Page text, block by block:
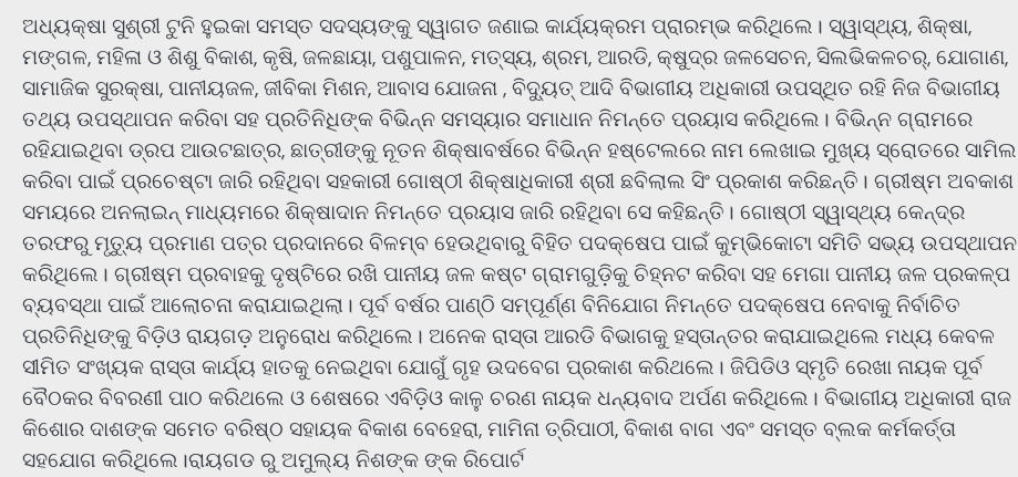
ଅଧ୍ୟକ୍ଷା ସୁଶ୍ରୀ ଟୁନି ହୁଇକା ସମସ୍ତ ସଦସ୍ୟଙ୍କୁ ସ୍ୱାଗତ ଜଣାଇ କାର୍ଯ୍ୟକ୍ରମ ପ୍ରାରମ୍ଭ କରିଥିଲେ। ସ୍ୱାସ୍ଥ୍ୟ, ଶିକ୍ଷା,
ମଙ୍ଗଳ, ମହିଳା ଓ ଶିଶୁ ବିକାଶ, କୃଷି, ଜଳଛାୟା, ପଶୁପାଳନ, ମତ୍ସ୍ୟ, ଶ୍ରମ, ଆରଡି, କ୍ଷୁଦ୍ର ଜଳସେଚନ, ସିଲଭିକଳଚର୍, ଯୋଗାଣ,
ସାମାଜିକ ସୁରକ୍ଷା, ପାନୀୟଜଳ, ଜୀବିକା ମିଶନ, ଆବାସ ଯୋଜନା , ବିଦ୍ୟୁତ୍ ଆଦି ବିଭାଗୀୟ ଅଧିକାରୀ ଉପସ୍ଥିତ ରହି ନିଜ ବିଭାଗୀୟ
ତଥ୍ୟ ଉପସ୍ଥାପନ କରିବା ସହ ପ୍ରତିନିଧିଙ୍କ ବିଭିନ୍ନ ସମସ୍ୟାର ସମାଧାନ ନିମନ୍ତେ ପ୍ରୟାସ କରିଥିଲେ। ବିଭିନ୍ନ ଗ୍ରାମରେ
ରହିଯାଇଥିବା ଡ୍ରପ ଆଉଟଛାତ୍ର, ଛାତ୍ରୀଙ୍କୁ ନୂତନ ଶିକ୍ଷାବର୍ଷରେ ବିଭିନ୍ନ ହଷ୍ଟେଲରେ ନାମ ଲେଖାଇ ମୁଖ୍ୟ ସ୍ରୋତରେ ସାମିଲ
କରିବା ପାଇଁ ପ୍ରଚେଷ୍ଟା ଜାରି ରହିଥିବା ସହକାରୀ ଗୋଷ୍ଠୀ ଶିକ୍ଷାଧିକାରୀ ଶ୍ରୀ ଛବିଲାଲ ସିଂ ପ୍ରକାଶ କରିଛନ୍ତି। ଗ୍ରୀଷ୍ମ ଅବକାଶ
ସମୟରେ ଅନଲାଇନ୍ ମାଧ୍ୟମରେ ଶିକ୍ଷାଦାନ ନିମନ୍ତେ ପ୍ରୟାସ ଜାରି ରହିଥିବା ସେ କହିଛନ୍ତି। ଗୋଷ୍ଠୀ ସ୍ୱାସ୍ଥ୍ୟ କେନ୍ଦ୍ର
ତରଫରୁ ମୃତ୍ୟୁ ପ୍ରମାଣ ପତ୍ର ପ୍ରଦାନରେ ବିଳମ୍ବ ହେଉଥିବାରୁ ବିହିତ ପଦକ୍ଷେପ ପାଇଁ କୁମ୍ଭିକୋଟା ସମିତି ସଭ୍ୟ ଉପସ୍ଥାପନ
କରିଥିଲେ। ଗ୍ରୀଷ୍ମ ପ୍ରବାହକୁ ଦୃଷ୍ଟିରେ ରଖି ପାନୀୟ ଜଳ କଷ୍ଟ ଗ୍ରାମଗୁଡ଼ିକୁ ଚିହ୍ନଟ କରିବା ସହ ମେଗା ପାନୀୟ ଜଳ ପ୍ରକଳ୍ପ
ବ୍ୟବସ୍ଥା ପାଇଁ ଆଲୋଚନା କରାଯାଇଥିଲା। ପୂର୍ବ ବର୍ଷର ପାଣ୍ଠି ସମ୍ପୂର୍ଣ୍ଣ ବିନିଯୋଗ ନିମନ୍ତେ ପଦକ୍ଷେପ ନେବାକୁ ନିର୍ବାଚିତ
ପ୍ରତିନିଧିଙ୍କୁ ବିଡ଼ିଓ ରାୟଗଡ଼ ଅନୁରୋଧ କରିଥିଲେ। ଅନେକ ରାସ୍ତା ଆରଡି ବିଭାଗକୁ ହସ୍ତାନ୍ତର କରାଯାଇଥିଲେ ମଧ୍ୟ କେବଳ
ସୀମିତ ସଂଖ୍ୟକ ରାସ୍ତା କାର୍ଯ୍ୟ ହାତକୁ ନେଇଥିବା ଯୋଗୁଁ ଗୃହ ଉଦବେଗ ପ୍ରକାଶ କରିଥଲେ। ଜିପିଡିଓ ସ୍ମୃତି ରେଖା ନାୟକ ପୂର୍ବ
ବୈଠକର ବିବରଣୀ ପାଠ କରିଥଲେ ଓ ଶେଷରେ ଏବିଡ଼ିଓ କାଳୁ ଚରଣ ନାୟକ ଧନ୍ୟବାଦ ଅର୍ପଣ କରିଥିଲେ। ବିଭାଗୀୟ ଅଧିକାରୀ ରାଜ
କିଶୋର ଦାଶଙ୍କ ସମେତ ବରିଷ୍ଠ ସହାୟକ ବିକାଶ ବେହେରା, ମାମିନା ତ୍ରିପାଠୀ, ବିକାଶ ବାଗ ଏବଂ ସମସ୍ତ ବ୍ଲକ କର୍ମକର୍ତ୍ତା
ସହଯୋଗ କରିଥିଲେ।ରାୟଗଡ ରୁ ଅମୁଲ୍ୟ ନିଶଙ୍କ ଙ୍କ ରିପୋର୍ଟ